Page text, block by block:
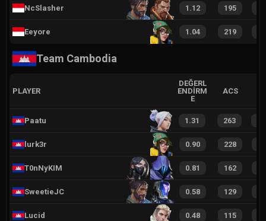
NcSlasher 1.12 195
Eeyore 1.04 219
Team Cambodia
PLAYER
DEĞERL
ENDIRM
E
ACS
Paatu 1.31 263
lurk3r 0.90 228
T0nNyKIM 0.81 162
SweetieJC 0.58 129
Lucid 0.48 115